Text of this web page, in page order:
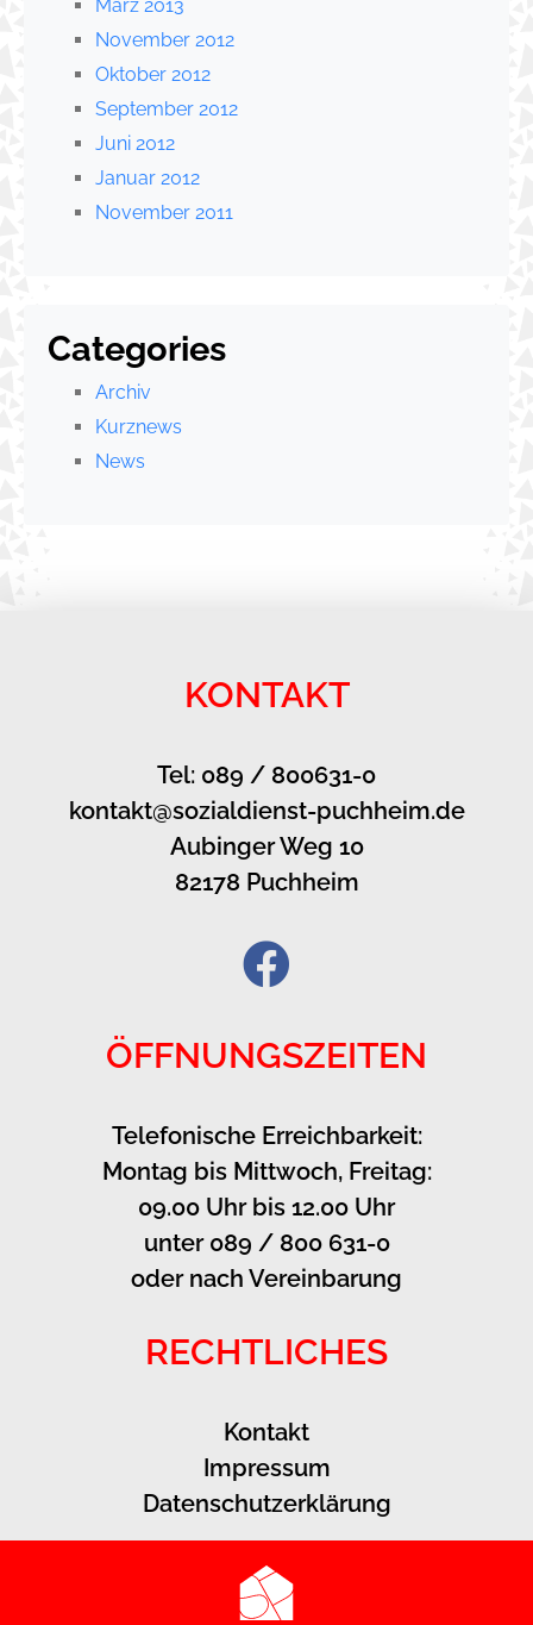
März 2013
November 2012
Oktober 2012
September 2012
Juni 2012
Januar 2012
November 2011
Categories
Archiv
Kurznews
News
KONTAKT
Tel: 089 / 800631-0
kontakt@sozialdienst-puchheim.de
Aubinger Weg 10
82178 Puchheim
ÖFFNUNGSZEITEN
Telefonische Erreichbarkeit:
Montag bis Mittwoch, Freitag:
09.00 Uhr bis 12.00 Uhr
unter 089 / 800 631-0
oder nach Vereinbarung
RECHTLICHES
Kontakt
Impressum
Datenschutzerklärung